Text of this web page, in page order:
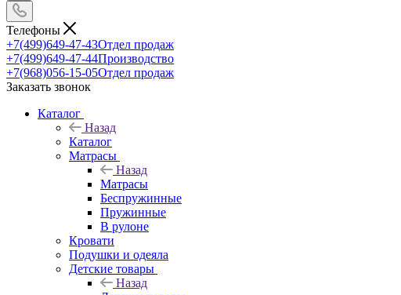
Телефоны
+7(499)649-47-43Отдел продаж
+7(499)649-47-44Производство
+7(968)056-15-05Отдел продаж
Заказать звонок
Каталог
Назад
Каталог
Матрасы
Назад
Матрасы
Беспружинные
Пружинные
В рулоне
Кровати
Подушки и одеяла
Детские товары
Назад